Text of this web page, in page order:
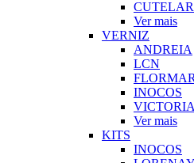
Ver mais
VERNIZ
ANDREIA
LCN
FLORMAR
INOCOS
Ver mais
KITS
INOCOS